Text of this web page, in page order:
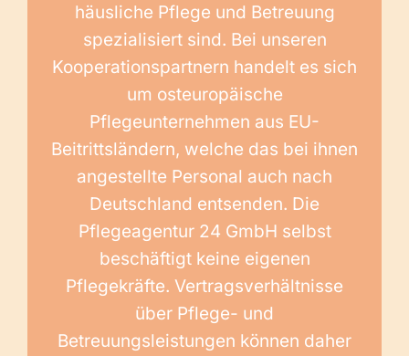
häusliche Pflege und Betreuung
spezialisiert sind. Bei unseren
Kooperationspartnern handelt es sich
um osteuropäische
Pflegeunternehmen aus EU-
Beitrittsländern, welche das bei ihnen
angestellte Personal auch nach
Deutschland entsenden. Die
Pflegeagentur 24 GmbH selbst
beschäftigt keine eigenen
Pflegekräfte. Vertragsverhältnisse
über Pflege- und
Betreuungsleistungen können daher